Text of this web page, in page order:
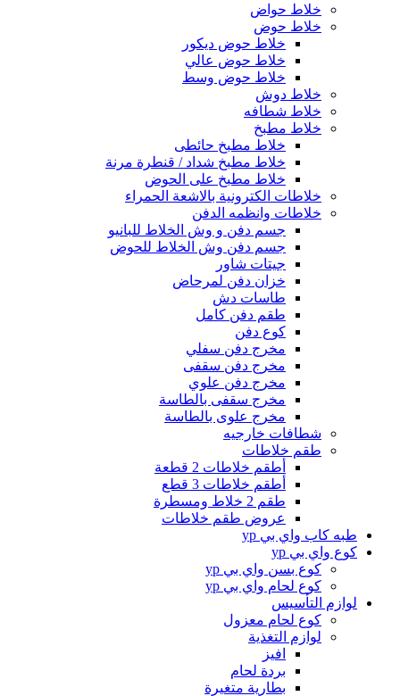
خلاط حواض
خلاط حوض
خلاط حوض ديكور
خلاط حوض عالي
خلاط حوض وسط
خلاط دوش
خلاط شطافه
خلاط مطبخ
خلاط مطبخ حائطى
خلاط مطبخ شداد / قنطرة مرنة
خلاط مطبخ على الحوض
خلاطات الكترونية بالاشعة الحمراء
خلاطات وانظمه الدفن
جسم دفن و وش الخلاط للبانيو
جسم دفن وش الخلاط للحوض
جيتات شاور
خزان دفن لمرحاض
طاسات دش
طقم دفن كامل
كوع دفن
مخرج دفن سفلي
مخرج دفن سقفى
مخرج دفن علوي
مخرج سقفى بالطاسة
مخرج علوى بالطاسة
شطافات خارجيه
طقم خلاطات
أطقم خلاطات 2 قطعة
أطقم خلاطات 3 قطع
طقم 2 خلاط ومسطرة
عروض طقم خلاطات
طبه كاب واي بي yp
كوع واي بي yp
كوع بسن واي بي yp
كوع لحام واي بي yp
لوازم التأسيس
كوع لحام معزول
لوازم التغذية
افيز
بردة لحام
بطارية متغيرة